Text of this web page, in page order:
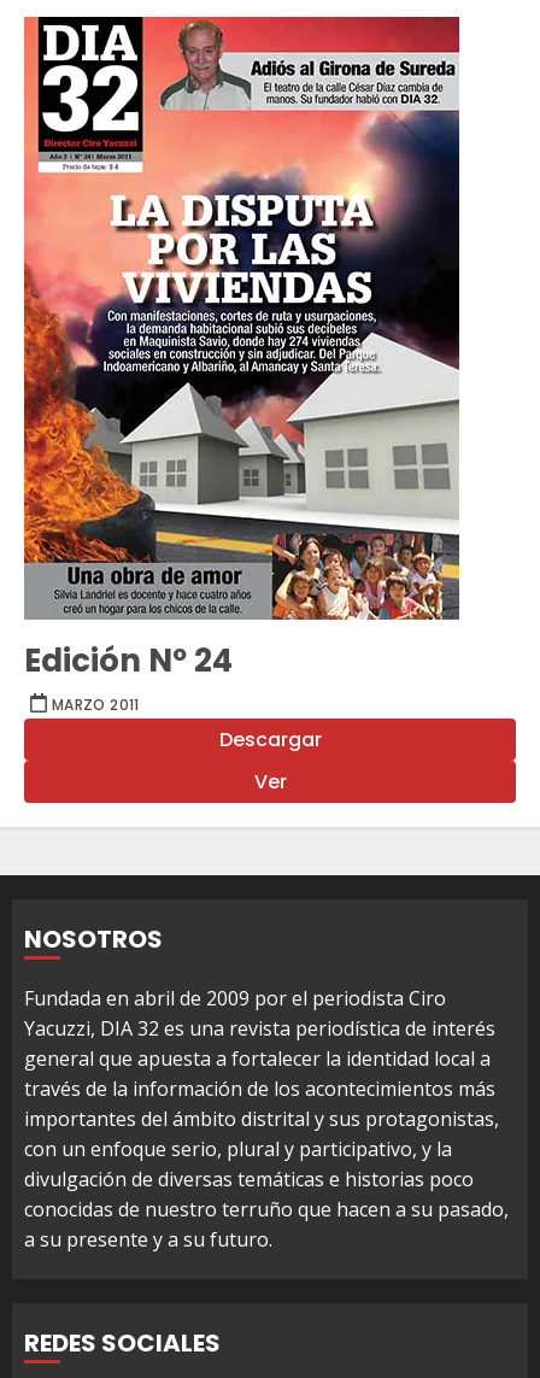
Edición Nº 24
MARZO 2011
Descargar
Ver
NOSOTROS
Fundada en abril de 2009 por el periodista Ciro
Yacuzzi, DIA 32 es una revista periodística de interés
general que apuesta a fortalecer la identidad local a
través de la información de los acontecimientos más
importantes del ámbito distrital y sus protagonistas,
con un enfoque serio, plural y participativo, y la
divulgación de diversas temáticas e historias poco
conocidas de nuestro terruño que hacen a su pasado,
a su presente y a su futuro.
REDES SOCIALES